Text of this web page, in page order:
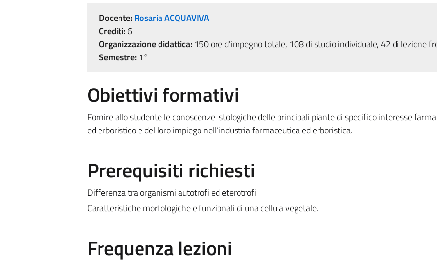
Docente:Rosaria ACQUAVIVA
Crediti:6
Organizzazione didattica:150 ore d'impegno totale, 108 di studio individuale, 42 di lezione
Semestre:1°
Obiettivi formativi
Fornire allo studente le conoscenze istologiche delle principali piante di specifico interesse
ed erboristico e del loro impiego nell’industria farmaceutica ed erboristica.
Prerequisiti richiesti
Differenza tra organismi autotrofi ed eterotrofi
Caratteristiche morfologiche e funzionali di una cellula vegetale.
Frequenza lezioni